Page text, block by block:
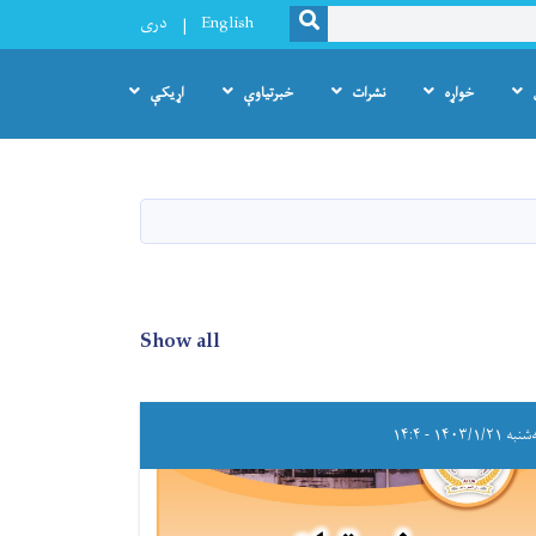
SEARCH
English دری
خواړه نشرات خبرتیاوې اړیکې
Show all
۱/۲۱ - ۱۴:۴